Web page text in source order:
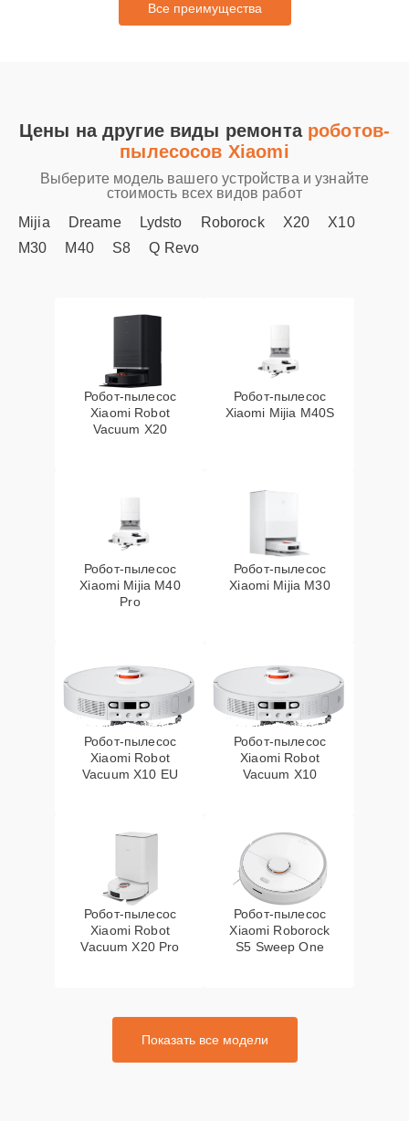
Все преимущества
Цены на другие виды ремонта роботов-
пылесосов Xiaomi
Выберите модель вашего устройства и узнайте
стоимость всех видов работ
Mijia
Dreame Lydsto Roborock X20
X10
M30
M40 S8 Q Revo
Робот-пылесос
Xiaomi Robot
Vacuum X20
Робот-пылесос
Xiaomi Mijia M40S
Робот-пылесос
Xiaomi Mijia M40
Pro
Робот-пылесос
Xiaomi Mijia M30
Робот-пылесос
Xiaomi Robot
Vacuum X10 EU
Робот-пылесос
Xiaomi Robot
Vacuum X10
Робот-пылесос
Xiaomi Robot
Vacuum X20 Pro
Робот-пылесос
Xiaomi Roborock
S5 Sweep One
Показать все модели